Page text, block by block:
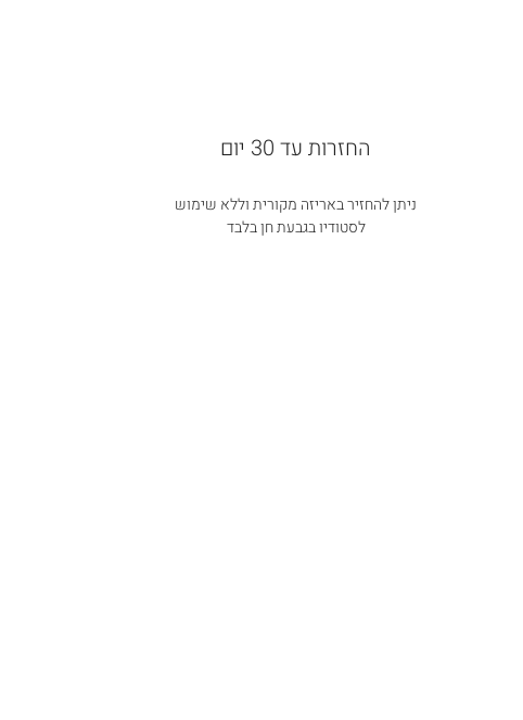
החזרות עד 30 יום
ניתן להחזיר באריזה מקורית וללא שימוש
לסטודיו בגבעת חן בלבד